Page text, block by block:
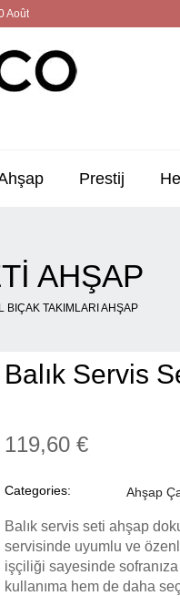
Août
Prestij
AHŞAP
BIÇAK TAKIMLARI AHŞAP
Balık Servis
119,60 €
Categories: Ahşap
Balık servis seti ahşap
servisinde uyumlu ve
işçiliği sayesinde
kullanıma hem de daha